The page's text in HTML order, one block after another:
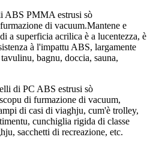
ABS PMMA estrusi sò
di vacuum.Mantene e
a superficia acrilica è a lucentezza, è
à l'impattu ABS, largamente
bagnu, doccia, sauna,
di PC ABS estrusi sò
di furmazione di vacuum,
di casi di viaghju, cum'è trolley,
cunchiglia rigida di classe
sacchetti di recreazione, etc.